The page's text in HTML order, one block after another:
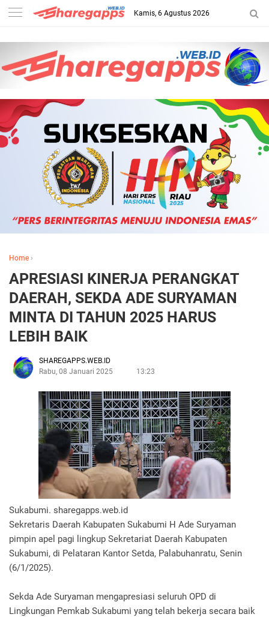
Kamis, 6 Agustus 2026
Home ›
APRESIASI KINERJA PERANGKAT
DAERAH, SEKDA ADE SURYAMAN
MINTA DI TAHUN 2025 HARUS
LEBIH BAIK
SHAREGAPPS.WEB.ID
Rabu, 08 Januari 2025
13:23
Sukabumi. sharegapps.web.id
Sekretaris Daerah Kabupaten Sukabumi H Ade Suryaman
pimpin apel pagi lingkup Sekretariat Daerah Kabupaten
Sukabumi, di Pelataran Kantor Setda, Palabuhanratu, Senin
(6/1/2025).
Sekda Ade Suryaman mengapresiasi seluruh OPD di
Lingkungan Pemkab Sukabumi yang telah bekerja secara baik